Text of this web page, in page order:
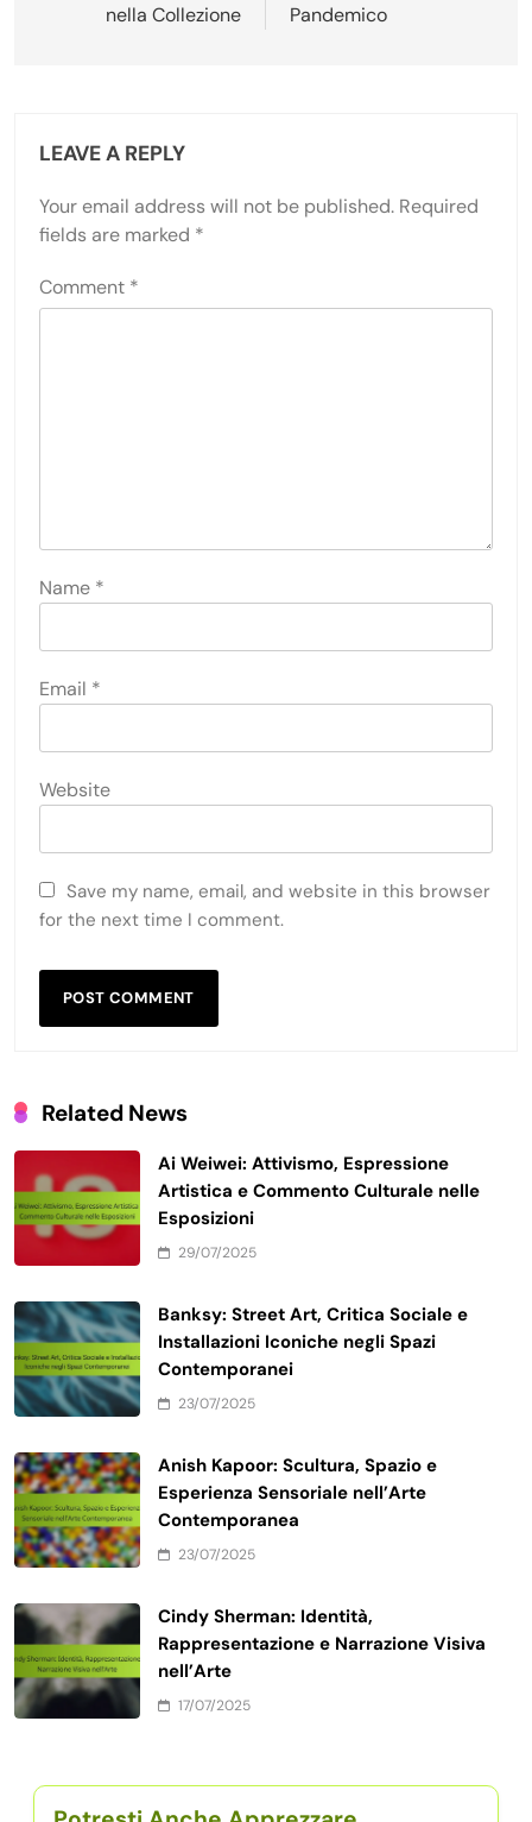
nella Collezione
Pandemico
LEAVE A REPLY
Your email address will not be published. Required
fields are marked *
Comment *
Name *
Email *
Website
Save my name, email, and website in this browser
for the next time I comment.
Related News
Ai Weiwei: Attivismo, Espressione
Artistica e Commento Culturale nelle
Esposizioni
29/07/2025
Banksy: Street Art, Critica Sociale e
Installazioni Iconiche negli Spazi
Contemporanei
23/07/2025
Anish Kapoor: Scultura, Spazio e
Esperienza Sensoriale nell’Arte
Contemporanea
23/07/2025
Cindy Sherman: Identità,
Rappresentazione e Narrazione Visiva
nell’Arte
17/07/2025